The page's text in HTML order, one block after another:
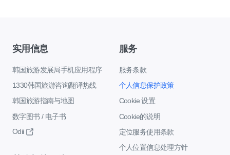
实用信息
韩国旅游发展局手机应用程序
1330韩国旅游咨询翻译热线
韩国旅游指南与地图
数字图书 / 电子书
Odii
服务
服务条款
个人信息保护政策
Cookie 设置
Cookie的说明
定位服务使用条款
个人位置信息处理方针